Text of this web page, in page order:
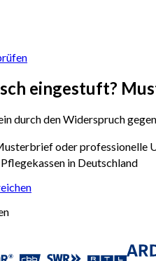
eingestuft?
durch den Widerspruch
oder professionelle
in Deutschland